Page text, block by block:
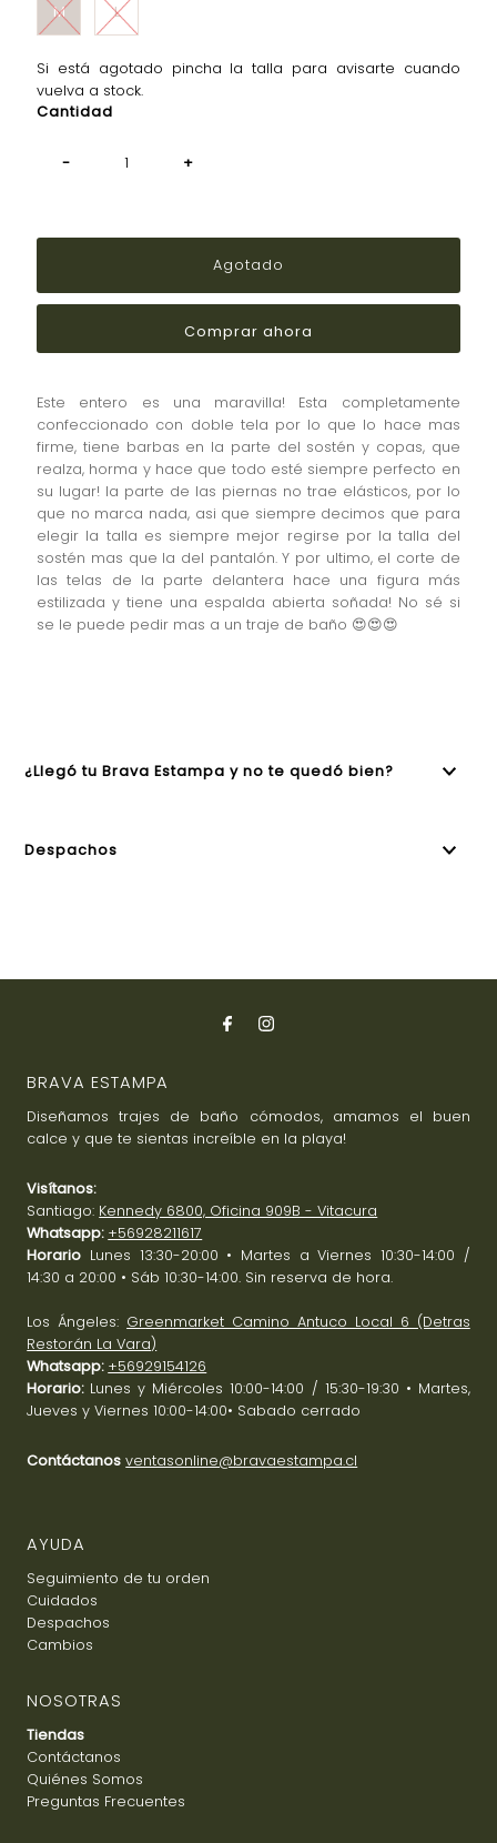
M L
Si está agotado pincha la talla para avisarte cuando
vuelva a stock.
Cantidad
- +
0 en
Comprar ahora
Este entero es una maravilla! Esta completamente
confeccionado con doble tela por lo que lo hace mas
firme, tiene barbas en la parte del sostén y copas, que
realza, horma y hace que todo esté siempre perfecto en
su lugar! la parte de las piernas no trae elásticos, por lo
que no marca nada, asi que siempre decimos que para
elegir la talla es siempre mejor regirse por la talla del
sostén mas que la del pantalón. Y por ultimo, el corte de
las telas de la parte delantera hace una figura más
estilizada y tiene una espalda abierta soñada! No sé si
se le puede pedir mas a un traje de baño 😍😍😍
¿Llegó tu Brava Estampa y no te quedó bien?
Despachos
BRAVA ESTAMPA
Diseñamos trajes de baño cómodos, amamos el buen
calce y que te sientas increíble en la playa!
Visítanos:
Santiago: Kennedy 6800, Oficina 909B - Vitacura
Whatsapp: +56928211617
Horario Lunes 13:30-20:00 • Martes a Viernes 10:30-14:00 /
14:30 a 20:00 • Sáb 10:30-14:00. Sin reserva de hora.
Los Ángeles: Greenmarket Camino Antuco Local 6 (Detras
Restorán La Vara)
Whatsapp: +56929154126
Horario: Lunes y Miércoles 10:00-14:00 / 15:30-19:30 • Martes,
Jueves y Viernes 10:00-14:00• Sabado cerrado
Contáctanos ventasonline@bravaestampa.cl
AYUDA
Seguimiento de tu orden
Cuidados
Despachos
Cambios
NOSOTRAS
Tiendas
Contáctanos
Quiénes Somos
Preguntas Frecuentes